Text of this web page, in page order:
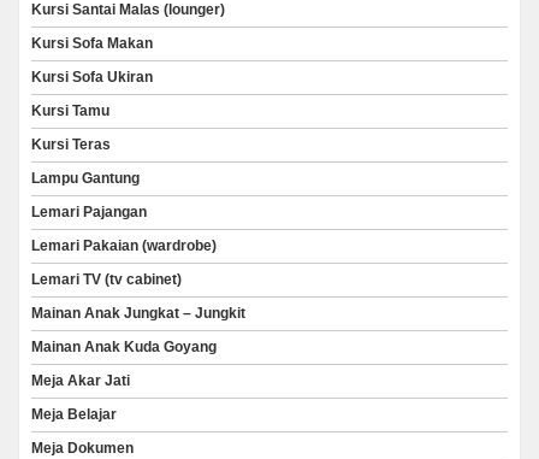
Kursi Santai Malas (lounger)
Kursi Sofa Makan
Kursi Sofa Ukiran
Kursi Tamu
Kursi Teras
Lampu Gantung
Lemari Pajangan
Lemari Pakaian (wardrobe)
Lemari TV (tv cabinet)
Mainan Anak Jungkat – Jungkit
Mainan Anak Kuda Goyang
Meja Akar Jati
Meja Belajar
Meja Dokumen